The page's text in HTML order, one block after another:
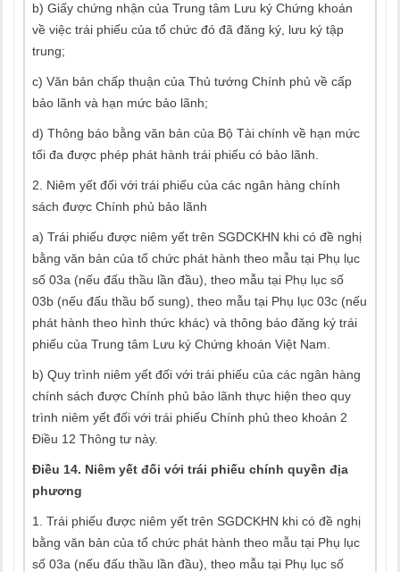
b) Giấy chứng nhận của Trung tâm Lưu ký Chứng khoán
về việc trái phiếu của tổ chức đó đã đăng ký, lưu ký tập
trung;
c) Văn bản chấp thuận của Thủ tướng Chính phủ về cấp
bảo lãnh và hạn mức bảo lãnh;
d) Thông báo bằng văn bản của Bộ Tài chính về hạn mức
tối đa được phép phát hành trái phiếu có bảo lãnh.
2. Niêm yết đối với trái phiếu của các ngân hàng chính
sách được Chính phủ bảo lãnh
a) Trái phiếu được niêm yết trên SGDCKHN khi có đề nghị
bằng văn bản của tổ chức phát hành theo mẫu tại Phụ lục
số 03a (nếu đấu thầu lần đầu), theo mẫu tại Phụ lục số
03b (nếu đấu thầu bổ sung), theo mẫu tại Phụ lục 03c (nếu
phát hành theo hình thức khác) và thông báo đăng ký trái
phiếu của Trung tâm Lưu ký Chứng khoán Việt Nam.
b) Quy trình niêm yết đối với trái phiếu của các ngân hàng
chính sách được Chính phủ bảo lãnh thực hiện theo quy
trình niêm yết đối với trái phiếu Chính phủ theo khoản 2
Điều 12 Thông tư này.
Điều 14. Niêm yết đối với trái phiếu chính quyền địa
phương
1. Trái phiếu được niêm yết trên SGDCKHN khi có đề nghị
bằng văn bản của tổ chức phát hành theo mẫu tại Phụ lục
số 03a (nếu đấu thầu lần đầu), theo mẫu tại Phụ lục số